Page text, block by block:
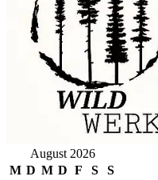
August 2026
M D M D F S
S